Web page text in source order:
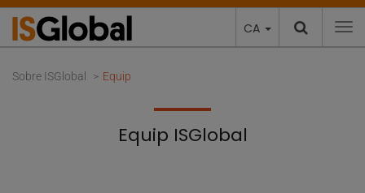
CA
Sobre ISGlobal Equip
Equip ISGlobal